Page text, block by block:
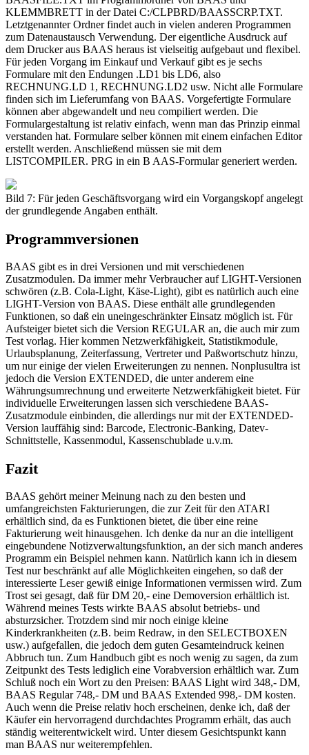
KLEMMBRETT in der Datei C:/CLPBRD/BAASSCRP.TXT.
Letztgenannter Ordner findet auch in vielen anderen Programmen
zum Datenaustausch Verwendung. Der eigentliche Ausdruck auf
dem Drucker aus BAAS heraus ist vielseitig aufgebaut und flexibel.
Für jeden Vorgang im Einkauf und Verkauf gibt es je sechs
Formulare mit den Endungen .LD1 bis LD6, also
RECHNUNG.LD 1, RECHNUNG.LD2 usw. Nicht alle Formulare
finden sich im Lieferumfang von BAAS. Vorgefertigte Formulare
können aber abgewandelt und neu compiliert werden. Die
Formulargestaltung ist relativ einfach, wenn man das Prinzip einmal
verstanden hat. Formulare selber können mit einem einfachen Editor
erstellt werden. Anschließend müssen sie mit dem
LISTCOMPILER. PRG in ein B AAS-Formular generiert werden.
Bild 7: Für jeden Geschäftsvorgang wird ein Vorgangskopf angelegt
der grundlegende Angaben enthält.
Programmversionen
BAAS gibt es in drei Versionen und mit verschiedenen
Zusatzmodulen. Da immer mehr Verbraucher auf LIGHT-Versionen
schwören (z.B. Cola-Light, Käse-Light), gibt es natürlich auch eine
LIGHT-Version von BAAS. Diese enthält alle grundlegenden
Funktionen, so daß ein uneingeschränkter Einsatz möglich ist. Für
Aufsteiger bietet sich die Version REGULAR an, die auch mir zum
Test vorlag. Hier kommen Netzwerkfähigkeit, Statistikmodule,
Urlaubsplanung, Zeiterfassung, Vertreter und Paßwortschutz hinzu,
um nur einige der vielen Erweiterungen zu nennen. Nonplusultra ist
jedoch die Version EXTENDED, die unter anderem eine
Währungsumrechnung und erweiterte Netzwerkfähigkeit bietet. Für
individuelle Erweiterungen lassen sich verschiedene BAAS-
Zusatzmodule einbinden, die allerdings nur mit der EXTENDED-
Version lauffähig sind: Barcode, Electronic-Banking, Datev-
Schnittstelle, Kassenmodul, Kassenschublade u.v.m.
Fazit
BAAS gehört meiner Meinung nach zu den besten und
umfangreichsten Fakturierungen, die zur Zeit für den ATARI
erhältlich sind, da es Funktionen bietet, die über eine reine
Fakturierung weit hinausgehen. Ich denke da nur an die intelligent
eingebundene Notizverwaltungsfunktion, an der sich manch anderes
Programm ein Beispiel nehmen kann. Natürlich kann ich in diesem
Test nur beschränkt auf alle Möglichkeiten eingehen, so daß der
interessierte Leser gewiß einige Informationen vermissen wird. Zum
Trost sei gesagt, daß für DM 20,- eine Demoversion erhältlich ist.
Während meines Tests wirkte BAAS absolut betriebs- und
absturzsicher. Trotzdem sind mir noch einige kleine
Kinderkrankheiten (z.B. beim Redraw, in den SELECTBOXEN
usw.) aufgefallen, die jedoch dem guten Gesamteindruck keinen
Abbruch tun. Zum Handbuch gibt es noch wenig zu sagen, da zum
Zeitpunkt des Tests lediglich eine Vorabversion erhältlich war. Zum
Schluß noch ein Wort zu den Preisen: BAAS Light wird 348,- DM,
BAAS Regular 748,- DM und BAAS Extended 998,- DM kosten.
Auch wenn die Preise relativ hoch erscheinen, denke ich, daß der
Käufer ein hervorragend durchdachtes Programm erhält, das auch
ständig weiterentwickelt wird. Unter diesem Gesichtspunkt kann
man BAAS nur weiterempfehlen.